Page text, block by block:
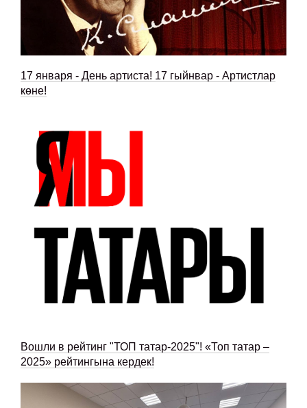
17 января - День артиста! 17 гыйнвар - Артистлар
көне!
Вошли в рейтинг "ТОП татар-2025"! «Топ татар –
2025» рейтингына кердек!